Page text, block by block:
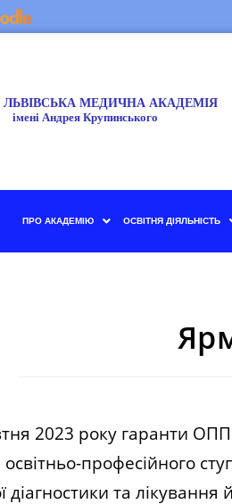
ПРО АКАДЕМІЮ ОСВІТНЯ ДІЯЛЬНІСТЬ
2023 року гаранти ОПП
освітньо-професійного
діагностики та